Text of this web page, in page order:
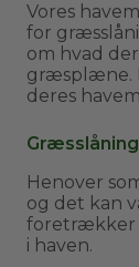
Vores
for
om hvad
græsplæne.
deres
Henover
og det kan
foretrækker
i haven.